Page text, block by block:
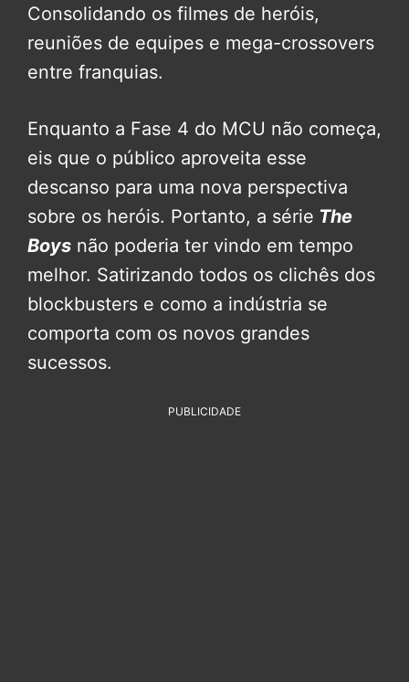
Consolidando os filmes de heróis,
reuniões de equipes e mega-crossovers
entre franquias.
Enquanto a Fase 4 do MCU não começa,
eis que o público aproveita esse
descanso para uma nova perspectiva
sobre os heróis. Portanto, a série The
Boys não poderia ter vindo em tempo
melhor. Satirizando todos os clichês dos
blockbusters e como a indústria se
comporta com os novos grandes
sucessos.
PUBLICIDADE